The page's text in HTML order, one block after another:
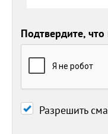
Подтвердите,
Разрешить